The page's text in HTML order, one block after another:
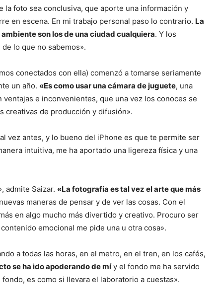
la foto sea conclusiva, que aporte una información y
en escena. En mi trabajo personal paso lo contrario. La
son los de una ciudad cualquiera. Y los
lo que no sabemos».
conectados con ella) comenzó a tomarse seriamente
un año. «Es como usar una cámara de juguete, una
e inconvenientes, que una vez los conoces se
creativas de producción y difusión».
vez antes, y lo bueno del iPhone es que te permite ser
intuitiva, me ha aportado una ligereza física y una
admite Saizar. «La fotografía es tal vez el arte que más
maneras de pensar y de ver las cosas. Con el
en algo mucho más divertido y creativo. Procuro ser
emocional me pide una u otra cosa».
a todas las horas, en el metro, en el tren, en los cafés,
se ha ido apoderando de míy el fondo me ha servido
es como si llevara el laboratorio a cuestas».